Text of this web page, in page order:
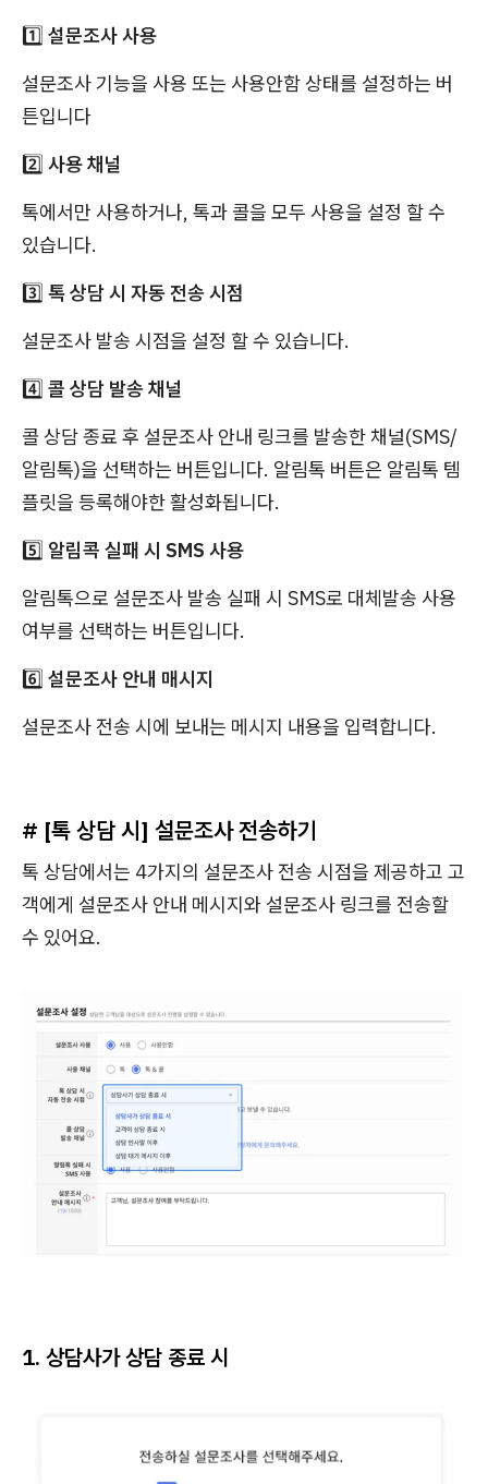
1️⃣ 설문조사 사용
설문조사 기능을 사용 또는 사용안함 상태를 설정하는 버
튼입니다
2️⃣ 사용 채널
톡에서만 사용하거나, 톡과 콜을 모두 사용을 설정 할 수
있습니다.
3️⃣ 톡 상담 시 자동 전송 시점
설문조사 발송 시점을 설정 할 수 있습니다.
4️⃣ 콜 상담 발송 채널
콜 상담 종료 후 설문조사 안내 링크를 발송한 채널(SMS/
알림톡)을 선택하는 버튼입니다. 알림톡 버튼은 알림톡 템
플릿을 등록해야한 활성화됩니다.
5️⃣ 알림콕 실패 시 SMS 사용
알림톡으로 설문조사 발송 실패 시 SMS로 대체발송 사용
여부를 선택하는 버튼입니다.
6️⃣ 설문조사 안내 매시지
설문조사 전송 시에 보내는 메시지 내용을 입력합니다.
# [톡 상담 시] 설문조사 전송하기
톡 상담에서는 4가지의 설문조사 전송 시점을 제공하고 고
객에게 설문조사 안내 메시지와 설문조사 링크를 전송할
수 있어요.
1. 상담사가 상담 종료 시